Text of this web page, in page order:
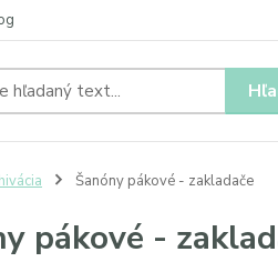
Šanóny pákové - zakladače
pákové -